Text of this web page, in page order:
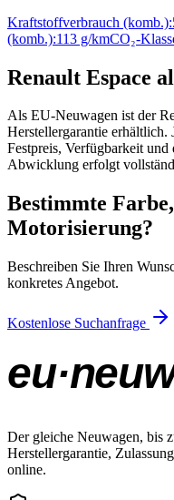
Kraftstoffverbrauch (komb.):
(komb.):113 g/kmCO₂-
Renault Espace
Als EU-Neuwagen ist der
Herstellergarantie erhältlich.
Festpreis, Verfügbarkeit
Abwicklung erfolgt
Bestimmte
Motorisierung?
Beschreiben Sie Ihren
konkretes Angebot.
Kostenlose Suchanfrage
Der gleiche Neuwagen, bis
Herstellergarantie,
online.